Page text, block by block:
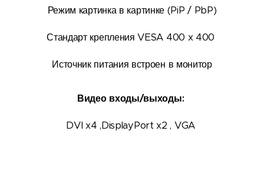
Режим картинка в картинке (PiP / PbP)
Стандарт крепления VESA 400 x 400
Источник питания встроен в монитор
Видео входы/выходы:
DVI x4 ,DisplayPort x2 , VGA